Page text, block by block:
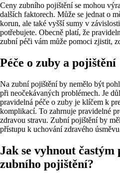
Ceny zubního pojištění se mohou
dalších faktorech. Může se jednat o
korun, ale také vyšší sumy v
potřebujete. Obecně platí, že
zubní péči vám může pomoci zjistit,
Péče o zuby a pojištění
Na zubní pojištění by nemělo být
při neočekávaných problémech. Je
pravidelná péče o zuby je klíčem k
komplikací. To zahrnuje pravidelné
zdravou stravu. Zubní pojištění by
přístupu k uchování zdravého
Jak se vyhnout
zubního pojištění?